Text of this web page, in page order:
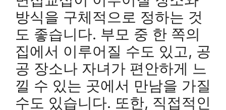
방식을 구체적으로 정하는 것
도 좋습니다. 부모 중 한 쪽의
집에서 이루어질 수도 있고, 공
공 장소나 자녀가 편안하게 느
낄 수 있는 곳에서 만남을 가질
수도 있습니다. 또한, 직접적인